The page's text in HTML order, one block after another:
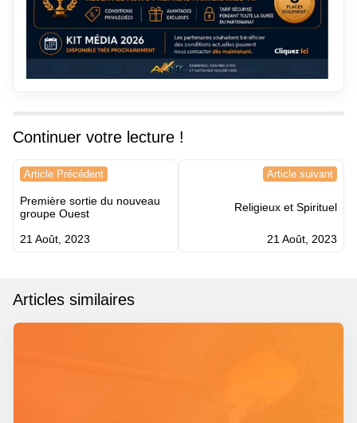
Continuer votre lecture !
Navigation
l’article
Article Précédent
Première sortie du nouveau
groupe Ouest
21 Août, 2023
Article suivant
Religieux et Spirituel
21 Août, 2023
Articles similaires